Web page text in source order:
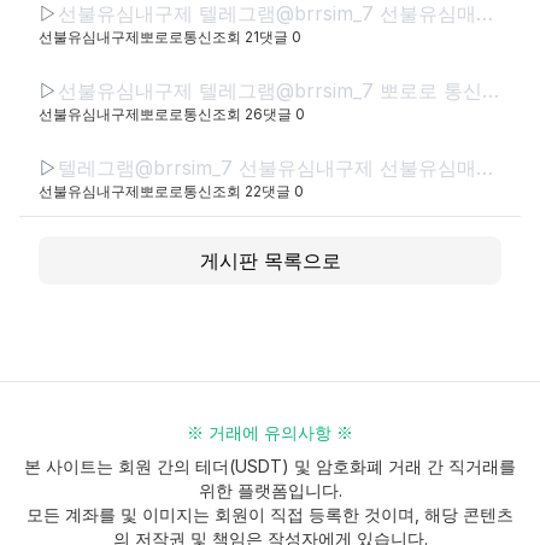
▷ 선불유심내구제 텔레그램@brrsim_7 선불유심매입 뽀로로통신 급전 모바일급전 저신용자비상금소액 유심칩매입문의 선불유심구매
선불유심내구제뽀로로통신조회 21댓글 0
▷ 선불유심내구제 텔레그램@brrsim_7 뽀로로 통신 선불유심매입 급전 신뢰와 정직으로 함께하는 금융 파트너,뽀로로 통신 정식등록된 선불유심내구제 선불유심구매 정식업체로서 고객 여
선불유심내구제뽀로로통신조회 26댓글 0
▷ 텔레그램@brrsim_7 선불유심내구제 선불유심매입 뽀로로통신 급전 정부정책자금생활안정생계급전지원금 선불유심구매 연체자바로소액급전
선불유심내구제뽀로로통신조회 22댓글 0
게시판 목록으로
※ 거래에 유의사항 ※
본 사이트는 회원 간의 테더(USDT) 및 암호화폐 거래 간 직거래를
위한 플랫폼입니다.
모든 계좌를 및 이미지는 회원이 직접 등록한 것이며, 해당 콘텐츠
의 저작권 및 책임은 작성자에게 있습니다.